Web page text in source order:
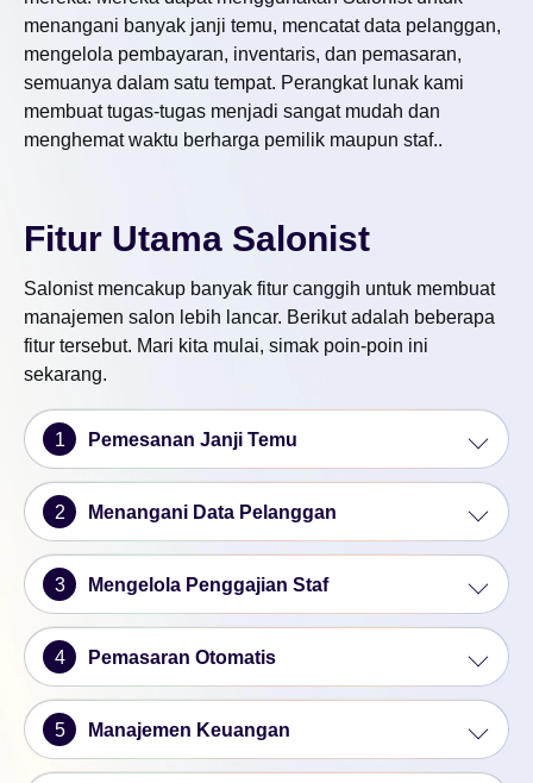
menangani banyak janji temu, mencatat data pelanggan,
mengelola pembayaran, inventaris, dan pemasaran,
semuanya dalam satu tempat. Perangkat lunak kami
membuat tugas-tugas menjadi sangat mudah dan
menghemat waktu berharga pemilik maupun staf..
Fitur Utama Salonist
Salonist mencakup banyak fitur canggih untuk membuat
manajemen salon lebih lancar. Berikut adalah beberapa
fitur tersebut. Mari kita mulai, simak poin-poin ini
sekarang.
1 Pemesanan Janji Temu
2 Menangani Data Pelanggan
3 Mengelola Penggajian Staf
4 Pemasaran Otomatis
5 Manajemen Keuangan